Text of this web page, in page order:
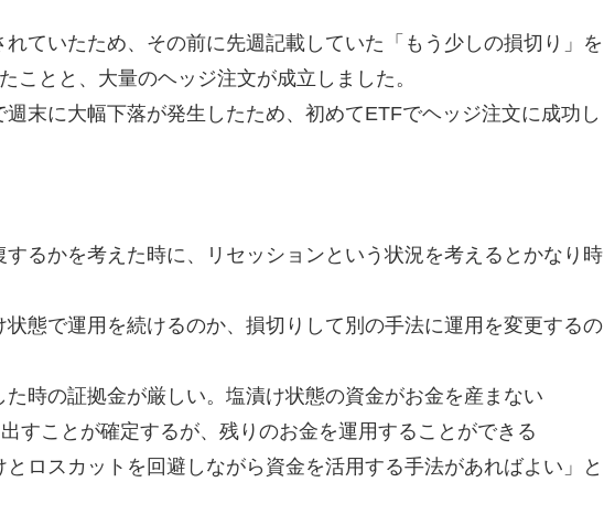
ていたため、その前に先週記載していた「もう少しの損切り」を
ことと、大量のヘッジ注文が成立しました。
末に大幅下落が発生したため、初めてETFでヘッジ注文に成功し
るかを考えた時に、リセッションという状況を考えるとかなり時
態で運用を続けるのか、損切りして別の手法に運用を変更するの
の証拠金が厳しい。塩漬け状態の資金がお金を産まない
ことが確定するが、残りのお金を運用することができる
ロスカットを回避しながら資金を活用する手法があればよい」と